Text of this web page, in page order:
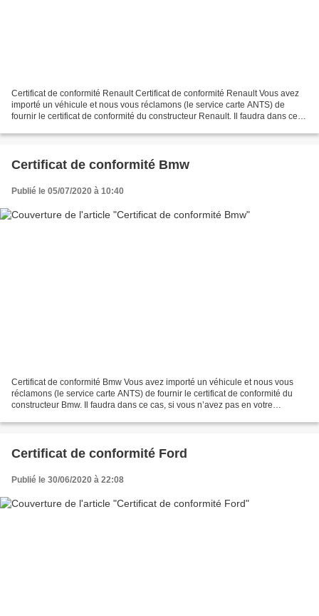
Certificat de conformité Renault Certificat de conformité Renault Vous avez
importé un véhicule et nous vous réclamons (le service carte ANTS) de
fournir le certificat de conformité du constructeur Renault. Il faudra dans ce
Certificat de conformité Bmw
Publié le 05/07/2020 à 10:40
Certificat de conformité Bmw Vous avez importé un véhicule et nous vous
réclamons (le service carte ANTS) de fournir le certificat de conformité du
constructeur Bmw. Il faudra dans ce cas, si vous n’avez pas en votre
Certificat de conformité Ford
Publié le 30/06/2020 à 22:08